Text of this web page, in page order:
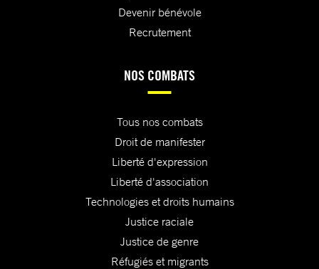
Devenir bénévole
Recrutement
NOS COMBATS
Tous nos combats
Droit de manifester
Liberté d'expression
Liberté d'association
Technologies et droits humains
Justice raciale
Justice de genre
Réfugiés et migrants